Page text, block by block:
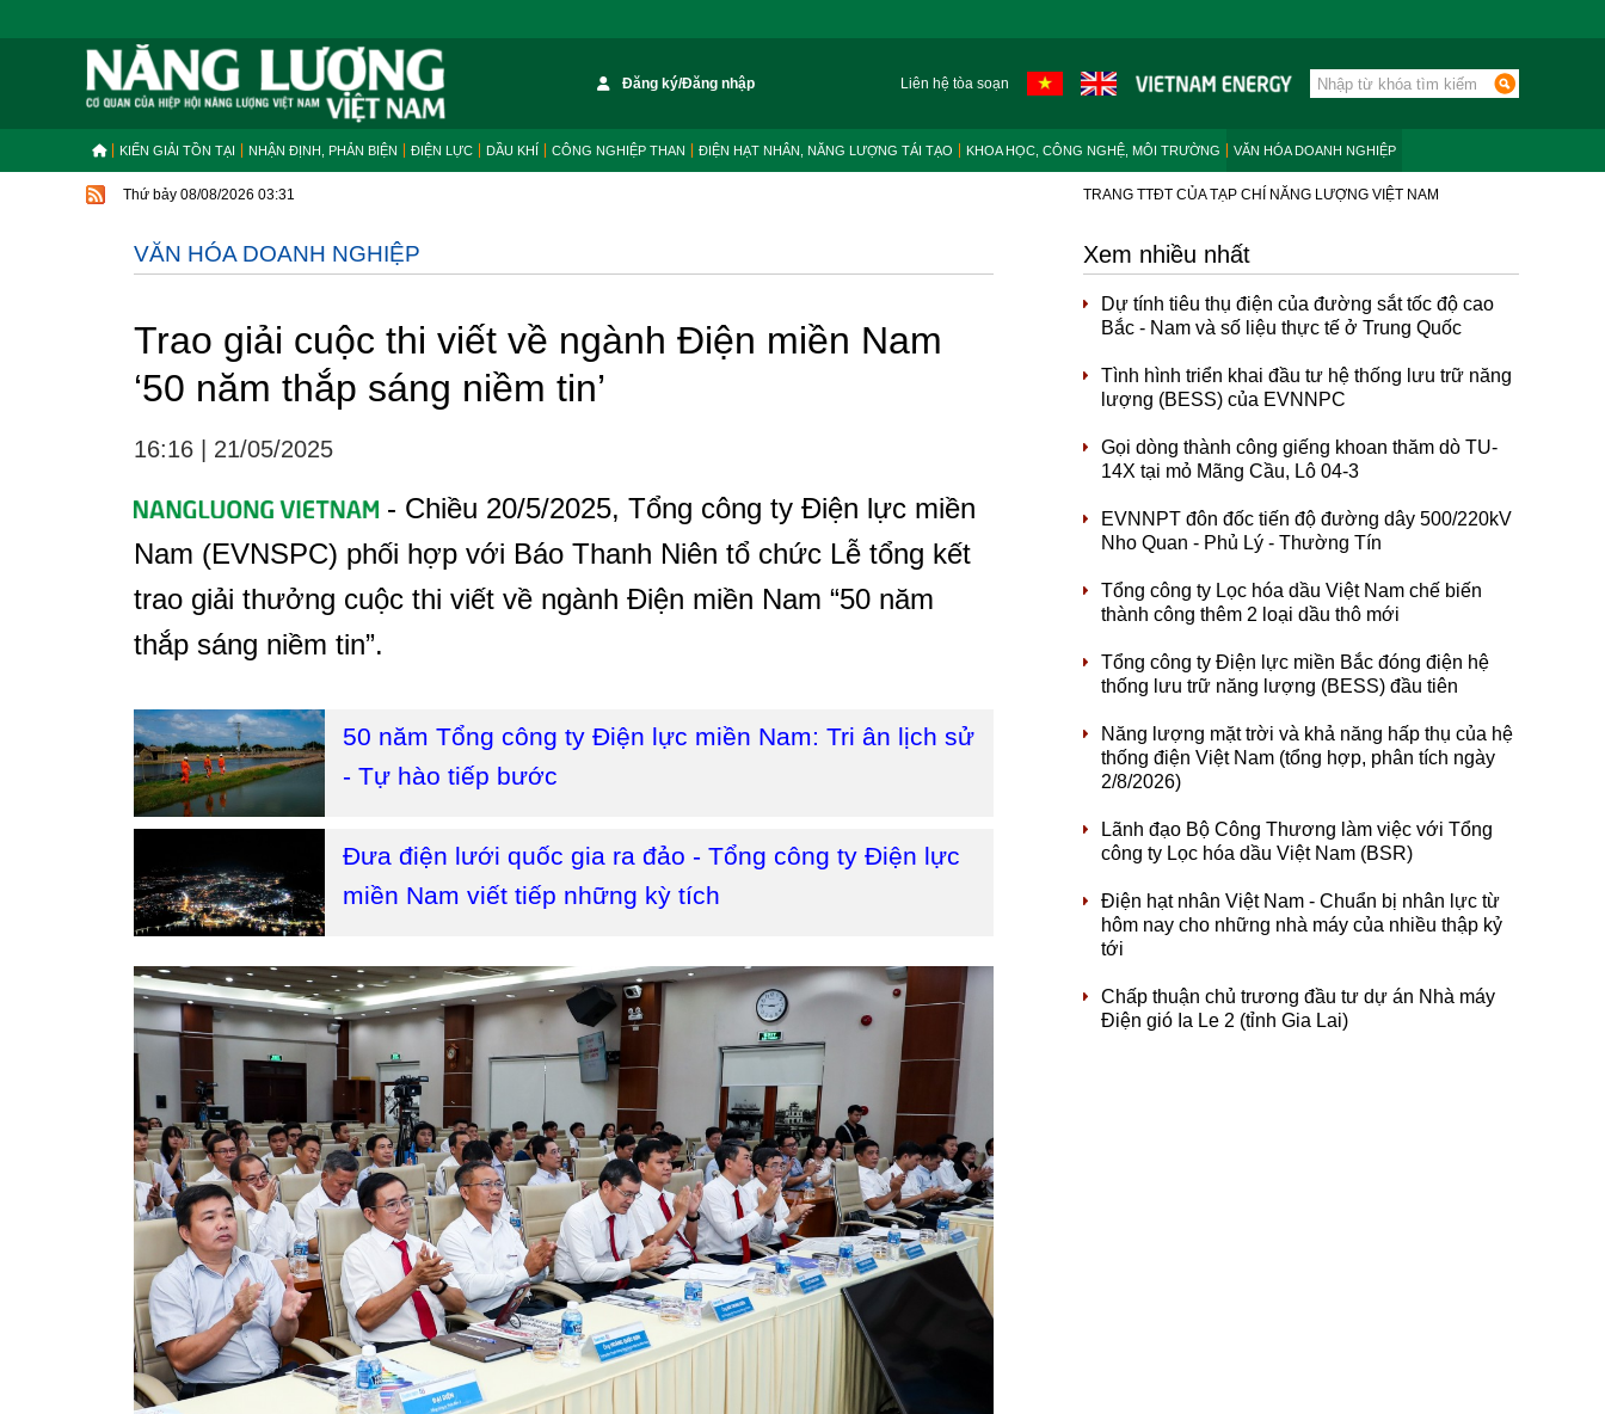
Đăng ký/Đăng nhập Liên hệ tòa soạn
KIẾN GIẢI TỒN TẠI NHẬN ĐỊNH, PHẢN BIỆN ĐIỆN LỰC DẦU KHÍ CÔNG NGHIỆP THAN ĐIỆN HẠT NHÂN, NĂNG LƯỢNG TÁI TẠO KHOA HỌC, CÔNG NGHỆ, MÔI TRƯỜNG VĂN HÓA DOANH NGHIỆP
Thứ bảy 08/08/2026 03:31 TRANG TTĐT CỦA TẠP CHÍ NĂNG LƯỢNG VIỆT NAM
VĂN HÓA DOANH NGHIỆP
Trao giải cuộc thi viết về ngành Điện miền Nam
‘50 năm thắp sáng niềm tin’
16:16 21/05/2025
- Chiều 20/5/2025, Tổng công ty Điện lực miền
Nam (EVNSPC) phối hợp với Báo Thanh Niên tổ chức Lễ tổng kết
trao giải thưởng cuộc thi viết về ngành Điện miền Nam “50 năm
thắp sáng niềm tin”.
50 năm Tổng công ty Điện lực miền Nam: Tri ân lịch sử
- Tự hào tiếp bước
Đưa điện lưới quốc gia ra đảo - Tổng công ty Điện lực
miền Nam viết tiếp những kỳ tích
Xem nhiều nhất
Dự tính tiêu thụ điện của đường sắt tốc độ cao
Bắc - Nam và số liệu thực tế ở Trung Quốc
Tình hình triển khai đầu tư hệ thống lưu trữ năng
lượng (BESS) của EVNNPC
Gọi dòng thành công giếng khoan thăm dò TU-
14X tại mỏ Mãng Cầu, Lô 04-3
EVNNPT đôn đốc tiến độ đường dây 500/220kV
Nho Quan - Phủ Lý - Thường Tín
Tổng công ty Lọc hóa dầu Việt Nam chế biến
thành công thêm 2 loại dầu thô mới
Tổng công ty Điện lực miền Bắc đóng điện hệ
thống lưu trữ năng lượng (BESS) đầu tiên
Năng lượng mặt trời và khả năng hấp thụ của hệ
thống điện Việt Nam (tổng hợp, phân tích ngày
2/8/2026)
Lãnh đạo Bộ Công Thương làm việc với Tổng
công ty Lọc hóa dầu Việt Nam (BSR)
Điện hạt nhân Việt Nam - Chuẩn bị nhân lực từ
hôm nay cho những nhà máy của nhiều thập kỷ
tới
Chấp thuận chủ trương đầu tư dự án Nhà máy
Điện gió Ia Le 2 (tỉnh Gia Lai)